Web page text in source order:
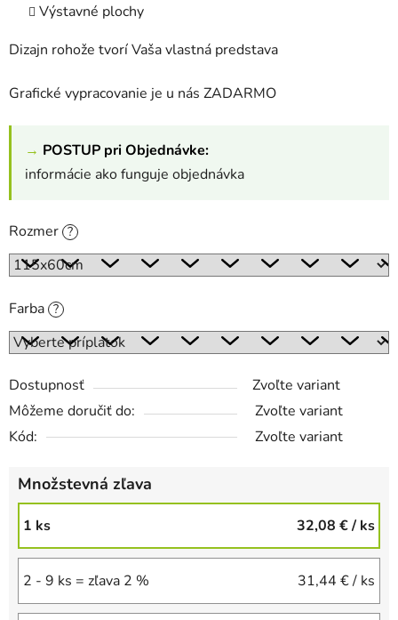
Výstavné plochy
Dizajn rohože tvorí Vaša vlastná predstava
Grafické vypracovanie je u nás ZADARMO
→ POSTUP pri Objednávke:
informácie ako funguje objednávka
Rozmer ?
Farba ?
Dostupnosť
Zvoľte variant
Môžeme doručiť do:
Zvoľte variant
Kód:
Zvoľte variant
Množstevná zľava
1 ks 32,08 €/ ks
2 - 9 ks = zľava 2 % 31,44 €/ ks